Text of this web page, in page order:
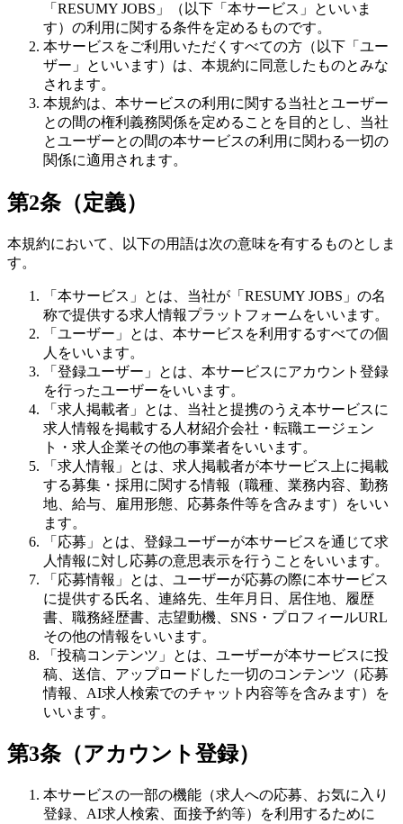
「 RESUMY JOBS 」（以下「本サービス」といいま
す）の利用に関する条件を定めるものです。
本サービスをご利用いただくすべての方（以下「ユー
ザー」といいます）は、本規約に同意したものとみな
されます。
本規約は、本サービスの利用に関する当社とユーザー
との間の権利義務関係を定めることを目的とし、当社
とユーザーとの間の本サービスの利用に関わる一切の
関係に適用されます。
第2条（定義）
本規約において、以下の用語は次の意味を有するものとしま
す。
「本サービス」とは、当社が「 RESUMY JOBS 」の名
称で提供する求人情報プラットフォームをいいます。
「ユーザー」とは、本サービスを利用するすべての個
人をいいます。
「登録ユーザー」とは、本サービスにアカウント登録
を行ったユーザーをいいます。
「求人掲載者」とは、当社と提携のうえ本サービスに
求人情報を掲載する人材紹介会社・転職エージェン
ト・求人企業その他の事業者をいいます。
「求人情報」とは、求人掲載者が本サービス上に掲載
する募集・採用に関する情報（職種、業務内容、勤務
地、給与、雇用形態、応募条件等を含みます）をいい
ます。
「応募」とは、登録ユーザーが本サービスを通じて求
人情報に対し応募の意思表示を行うことをいいます。
「応募情報」とは、ユーザーが応募の際に本サービス
に提供する氏名、連絡先、生年月日、居住地、履歴
書、職務経歴書、志望動機、SNS・プロフィールURL
その他の情報をいいます。
「投稿コンテンツ」とは、ユーザーが本サービスに投
稿、送信、アップロードした一切のコンテンツ（応募
情報、AI求人検索でのチャット内容等を含みます）を
いいます。
第3条（アカウント登録）
本サービスの一部の機能（求人への応募、お気に入り
登録、AI求人検索、面接予約等）を利用するために